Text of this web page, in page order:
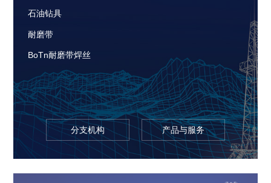
石油钻具
耐磨带
BoTn耐磨带焊丝
分支机构 产品与服务